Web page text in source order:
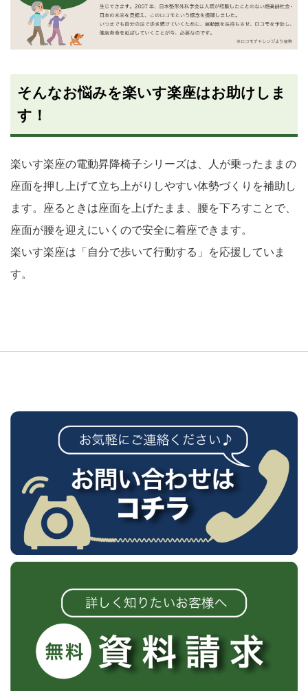
そんなお悩みを楽いす楽座はお助けしま
す！
楽いす楽座の電動昇降椅子シリーズは、人が乗ったままの
座面を押し上げて立ち上がりしやすい体勢づくりを補助し
ます。座るときは座面を上げたまま、腰を下ろすことで、
座面が腰を迎えにいくので安全に着座できます。
楽いす楽座は「自分で歩いて行動する」を応援していま
す。